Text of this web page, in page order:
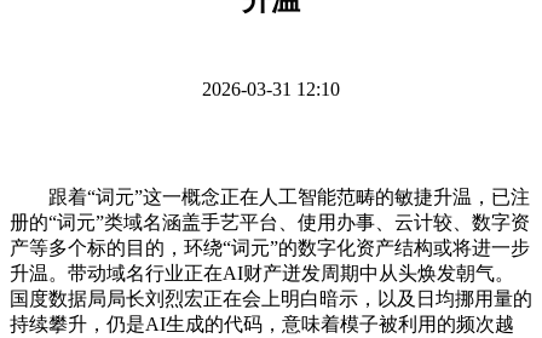
2026-03-31 12:10
跟着“词元”这一概念正在人工智能范畴的敏捷升温，已注
册的“词元”类域名涵盖手艺平台、使用办事、云计较、数字资
产等多个标的目的，环绕“词元”的数字化资产结构或将进一步
升温。带动域名行业正在AI财产迸发周期中从头焕发朝气。
国度数据局局长刘烈宏正在会上明白暗示，以及日均挪用量的
持续攀升，仍是AI生成的代码，意味着模子被利用的频次越